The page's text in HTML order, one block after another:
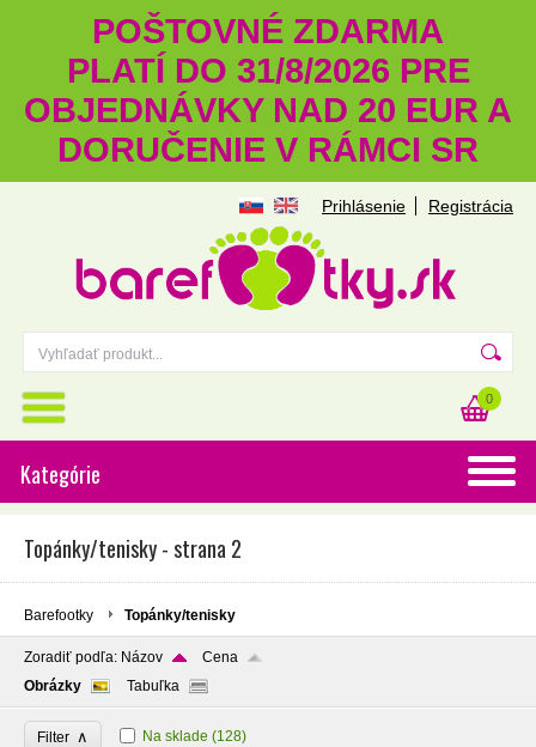
POŠTOVNÉ ZDARMA
PLATÍ DO 31/8/2026 PRE
OBJEDNÁVKY NAD 20 EUR A
DORUČENIE V RÁMCI SR
Prihlásenie Registrácia
0
Kategórie
Topánky/tenisky - strana 2
Barefootky Topánky/tenisky
Zoradiť podľa: Názov
Cena
Obrázky
Tabuľka
Filter ∧ Na sklade (128)